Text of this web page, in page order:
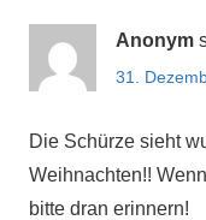
Anonym
31.
Die Schürze sieht
Weihnachten!!
bitte dran erinnern!